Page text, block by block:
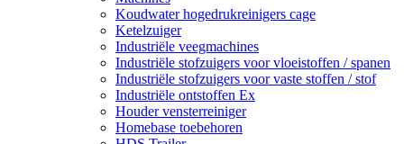
Koudwater hogedrukreinigers cage
Ketelzuiger
Industriële veegmachines
Industriële stofzuigers voor vloeistoffen / spanen
Industriële stofzuigers voor vaste stoffen / stof
Industriële ontstoffen Ex
Houder vensterreiniger
Homebase toebehoren